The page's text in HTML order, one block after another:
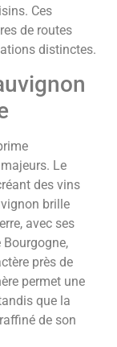
Ces
de routes
distinctes.
Le
des vins
brille
avec ses
près de
permet une
que la
de son